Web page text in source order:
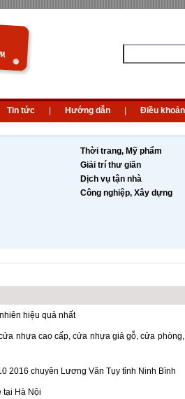
Tin tức Hướng dẫn Điều khoản
Thời trang, Mỹ phẩm
Giải trí thư giãn
Dịch vụ tận nhà
Công nghiệp, Xây dựng
hiệu quả nhất
nhựa cao cấp, cửa nhựa giả gỗ, cửa
2016 chuyên Lương Văn Tụy tỉnh Ninh Bình
tại Hà Nội